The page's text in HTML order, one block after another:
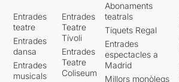
Entrades
teatre
Entrades
dansa
Entrades
musicals
Entrades
Teatre
Tívoli
Entrades
Teatre
Coliseum
Abonaments
teatrals
Tiquets Regal
Entrades
espectacles a
Madrid
Millors monòlegs